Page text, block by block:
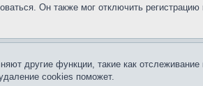
Он также мог отключить
другие функции, такие как
cookies поможет.